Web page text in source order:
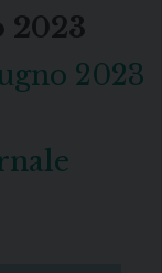
2023
2023